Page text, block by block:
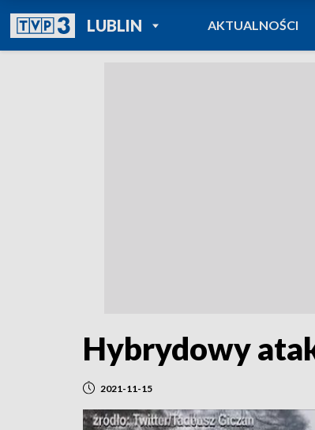
LUBLINPOWRÓT DO
TVP REGIONY
AKTUALNOŚCI
Hybrydowy
2021-11-15